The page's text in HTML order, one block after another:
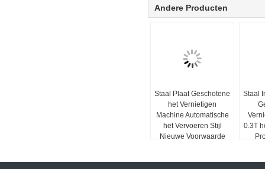
Andere Producten
Staal Plaat Geschotene
het Vernietigen
Machine Automatische
het Vervoeren Stijl
Nieuwe Voorwaarde
Staal
0.3T